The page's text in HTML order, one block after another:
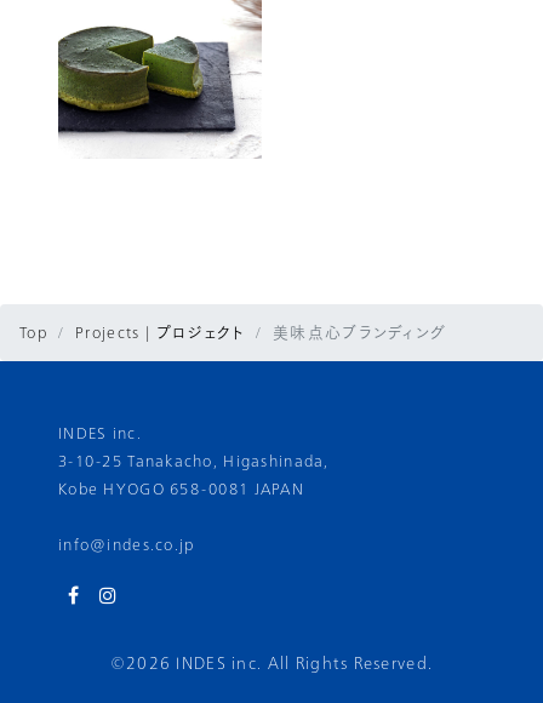
Top Projects | プロジェクト 美味点心ブランディング
INDES inc.
3-10-25 Tanakacho, Higashinada,
Kobe HYOGO 658-0081 JAPAN
info@indes.co.jp
©2026 INDES inc. All Rights Reserved.